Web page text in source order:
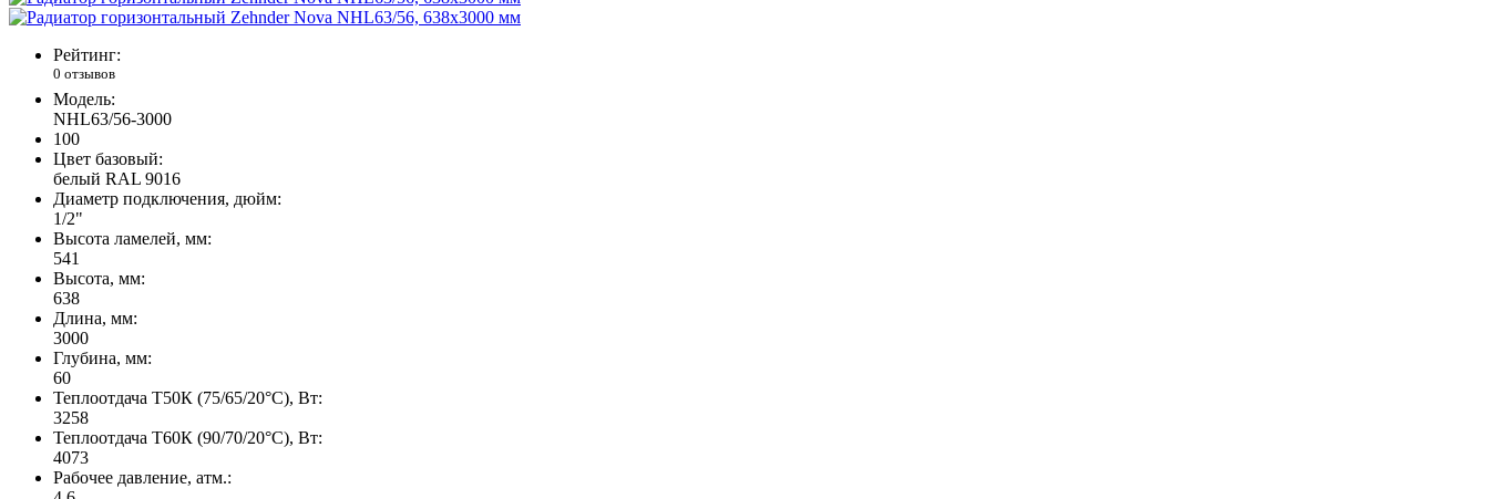
Рейтинг:
0 отзывов
Модель:
NHL63/56-3000
100
Цвет базовый:
белый RAL 9016
Диаметр подключения, дюйм:
1/2"
Высота ламелей, мм:
541
Высота, мм:
638
Длина, мм:
3000
Глубина, мм:
60
Теплоотдача Т50К (75/65/20°C), Вт:
3258
Теплоотдача Т60К (90/70/20°C), Вт:
4073
Рабочее давление, атм.: